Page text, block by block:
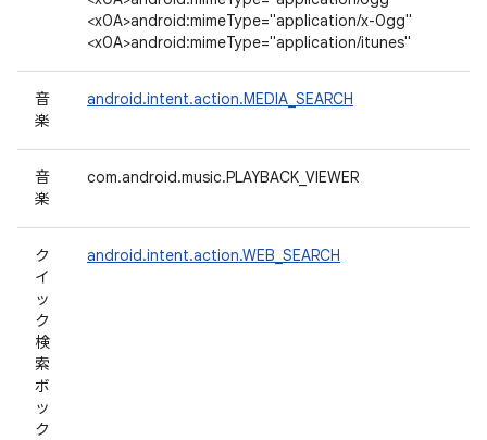
<x0A>android:mimeType="application/x-0gg"
<x0A>android:mimeType="application/itunes"
音
楽
android.intent.action.MEDIA_SEARCH
音
楽
com.android.music.PLAYBACK_VIEWER
ク
イ
ッ
ク
検
索
ボ
ッ
ク
android.intent.action.WEB_SEARCH